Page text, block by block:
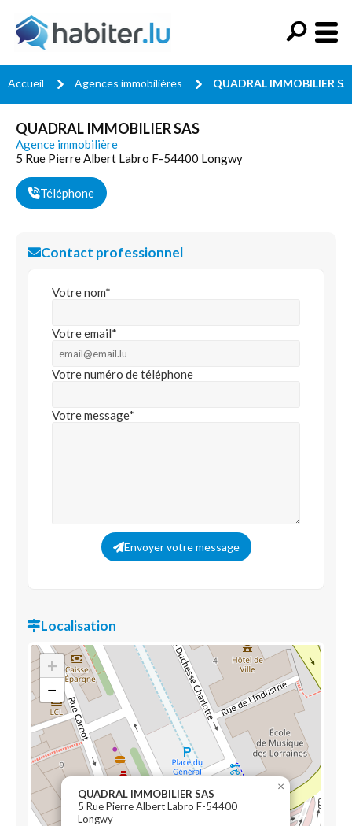
Accueil Agences immobilières QUADRAL IMMOBILIER
QUADRAL IMMOBILIER SAS
Agence immobilière
5 Rue Pierre Albert Labro F-54400 Longwy
Téléphone
Contact professionnel
Votre nom*
Votre email*
Votre numéro de téléphone
Votre message*
Envoyer votre message
Localisation
QUADRAL IMMOBILIER SAS
5 Rue Pierre Albert Labro F-54400
Longwy
×
+
−